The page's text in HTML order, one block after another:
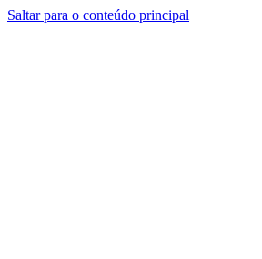
Saltar para o conteúdo principal